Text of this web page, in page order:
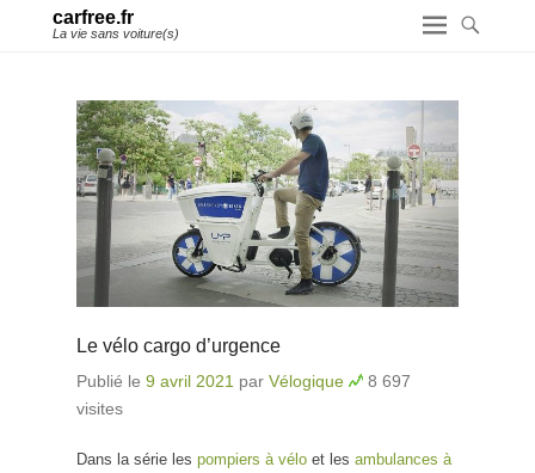
carfree.fr
La vie sans voiture(s)
Le vélo cargo d’urgence
Publié le 9 avril 2021 par Vélogique
8 697
visites
Dans la série les pompiers à vélo et les ambulances à